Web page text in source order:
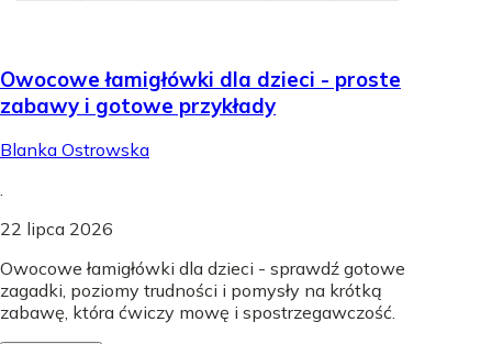
Owocowe łamigłówki dla dzieci - proste
zabawy i gotowe przykłady
Blanka Ostrowska
.
22 lipca 2026
Owocowe łamigłówki dla dzieci - sprawdź gotowe
zagadki, poziomy trudności i pomysły na krótką
zabawę, która ćwiczy mowę i spostrzegawczość.